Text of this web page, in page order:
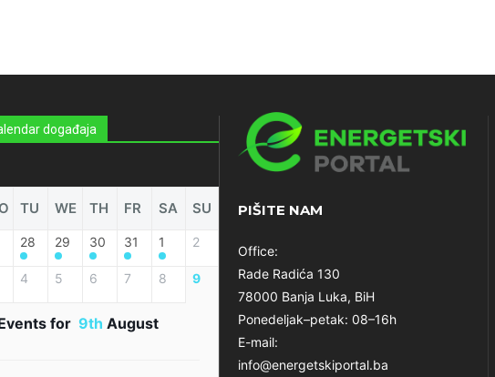
događaja
TU WE TH FR SA SU
28 29 30 31 1 2
4 5 6 7 8 9
for 9th August
PIŠITE NAM
Office:
Rade Radića 130
78000 Banja Luka, BiH
Ponedeljak–petak: 08–16h
E-mail:
info@energetskiportal.ba